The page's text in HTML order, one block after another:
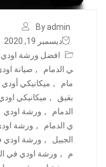
By admin
ديسمبر 19, 2020
افضل ورشة اودي
ي الدمام
, صيانة
مام
, ميكانيكي
بقيق
, ميكانيكي
الدمام
, ورشة اودي
ي الدمام
, ورشة
الجبيل
, ورشة اودي
م
, ورشة اودي في